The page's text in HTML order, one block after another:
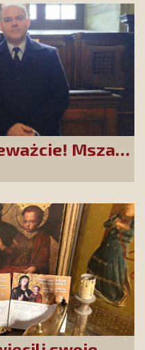
Msza
–
obecność!